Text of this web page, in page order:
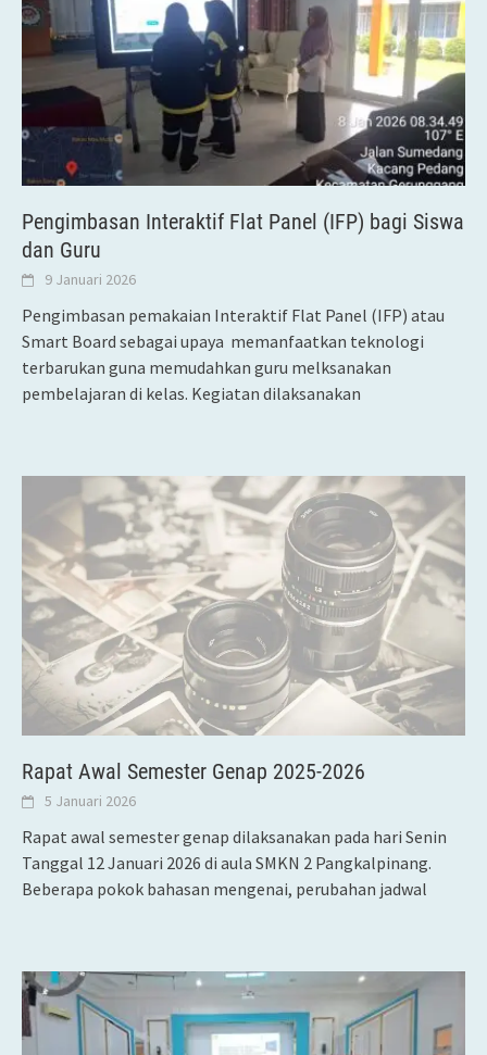
Pengimbasan Interaktif Flat Panel (IFP) bagi Siswa
dan Guru
9 Januari 2026
Pengimbasan pemakaian Interaktif Flat Panel (IFP) atau
Smart Board sebagai upaya memanfaatkan teknologi
terbarukan guna memudahkan guru melksanakan
pembelajaran di kelas. Kegiatan dilaksanakan
Rapat Awal Semester Genap 2025-2026
5 Januari 2026
Rapat awal semester genap dilaksanakan pada hari Senin
Tanggal 12 Januari 2026 di aula SMKN 2 Pangkalpinang.
Beberapa pokok bahasan mengenai, perubahan jadwal